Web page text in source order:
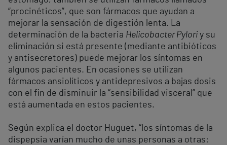
“procinéticos”, que son fármacos que ayudan a
mejorar la sensación de digestión lenta. La
determinación de la bacteria Helicobacter Pylori y su
eliminación si está presente (mediante antibióticos
y antisecretores) puede mejorar los síntomas en
algunos pacientes. En ocasiones se utilizan
fármacos ansiolíticos y antidepresivos a bajas dosis
con el fin de disminuir la “sensibilidad visceral” que
está aumentada en estos pacientes.
Según explica el doctor Huguet, “los síntomas de la
dispepsia varían mucho de unas personas a otras: